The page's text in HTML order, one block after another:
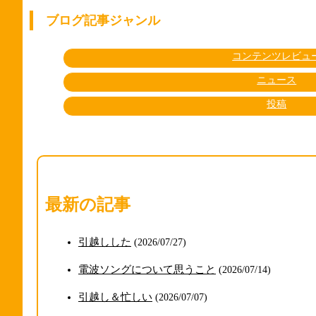
ブログ記事ジャンル
コンテンツレビュ
ニュース
投稿
最新の記事
引越しした (2026/07/27)
電波ソングについて思うこと (2026/07/14)
引越し＆忙しい (2026/07/07)